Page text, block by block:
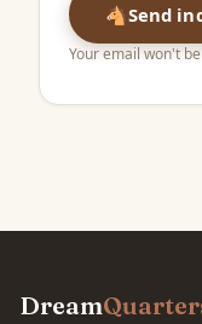
🐴Send
Your email won't
Dream